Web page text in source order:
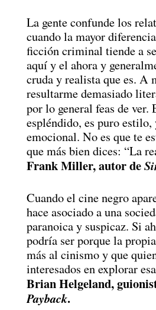
La gente confunde los
cuando la mayor
ficción criminal tiende a
aquí y el ahora y
cruda y realista que es. A
resultarme demasiado
por lo general feas de ver.
espléndido, es puro
emocional. No es que te
que más bien dices: “La
Frank Miller, autor de
Cuando el cine negro
hace asociado a una
paranoica y suspicaz. Si
podría ser porque la
más al cinismo y que
interesados en explorar
Brian Helgeland,
Payback.